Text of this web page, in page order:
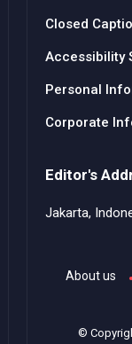
Closed
Accessibility
Personal
Corporate
Editor's
Jakarta,
About us
©